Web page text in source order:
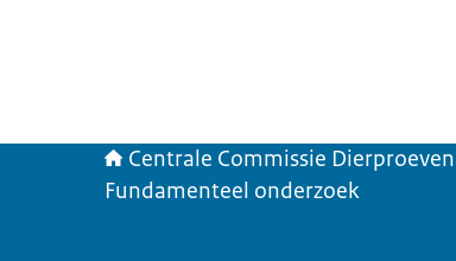
Centrale Commissie Dierproeven
Fundamenteel onderzoek